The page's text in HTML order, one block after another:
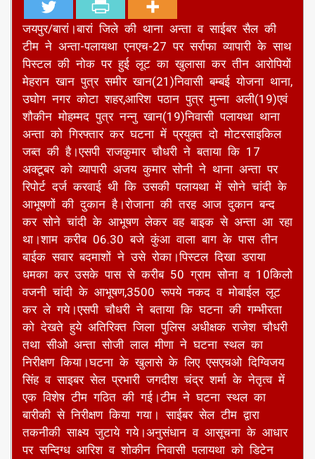
जयपुर/बारां।बारां जिले की थाना अन्ता व साईबर सैल की
टीम ने अन्ता-पलायथा एनएच-27 पर सर्राफा व्यापारी के साथ
पिस्टल की नोक पर हुई लूट का खुलासा कर तीन आरोपियों
मेहरान खान पुत्र समीर खान(21)निवासी बम्बई योजना थाना,
उघोग नगर कोटा शहर,आरिश पठान पुत्र मुन्ना अली(19)एवं
शौकीन मोहम्मद पुत्र नन्नु खान(19)निवासी पलायथा थाना
अन्ता को गिरफ्तार कर घटना में प्रयुक्त दो मोटरसाइकिल
जब्त की है।एसपी राजकुमार चौधरी ने बताया कि 17
अक्टूबर को व्यापारी अजय कुमार सोनी ने थाना अन्ता पर
रिपोर्ट दर्ज करवाई थी कि उसकी पलायथा में सोने चांदी के
आभूषणों की दुकान है।रोजाना की तरह आज दुकान बन्द
कर सोने चांदी के आभूषण लेकर वह बाइक से अन्ता आ रहा
था।शाम करीब 06.30 बजे कुंआ वाला बाग के पास तीन
बाईक सवार बदमाशों ने उसे रोका।पिस्टल दिखा डराया
धमका कर उसके पास से करीब 50 ग्राम सोना व 10किलो
वजनी चांदी के आभूषण,3500 रूपये नकद व मोबाईल लूट
कर ले गये।एसपी चौधरी ने बताया कि घटना की गम्भीरता
को देखते हुये अतिरिक्त जिला पुलिस अधीक्षक राजेश चौधरी
तथा सीओ अन्ता सोजी लाल मीणा ने घटना स्थल का
निरीक्षण किया।घटना के खुलासे के लिए एसएचओ दिग्विजय
सिंह व साइबर सेल प्रभारी जगदीश चंद्र शर्मा के नेतृत्व में
एक विशेष टीम गठित की गई।टीम ने घटना स्थल का
बारीकी से निरीक्षण किया गया। साईबर सेल टीम द्वारा
तकनीकी साक्ष्य जुटाये गये।अनुसंधान व आसूचना के आधार
पर सन्दिग्ध आरिश व शोकीन निवासी पलायथा को डिटेन